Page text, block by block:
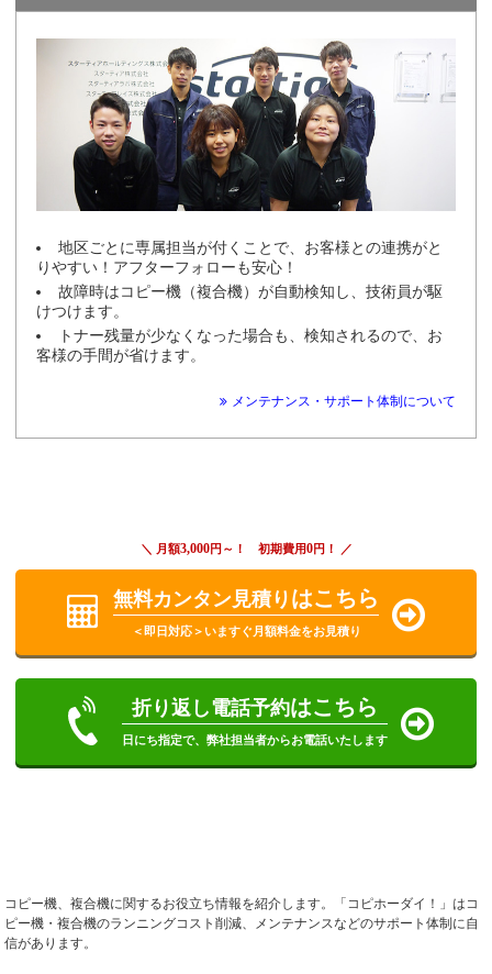
地区ごとに専属担当が付くことで、お客様との連携がと
りやすい！アフターフォローも安心！
故障時はコピー機（複合機）が自動検知し、技術員が駆
けつけます。
トナー残量が少なくなった場合も、検知されるので、お
客様の手間が省けます。
メンテナンス・サポート体制について
＼ 月額3,000円～！ 初期費用0円！ ／
無料カンタン見積り はこちら
＜即日対応＞いますぐ月額料金をお見積り
折り返し電話予約はこちら
日にち指定で、弊社担当者からお電話いたします
コピー機、複合機に関するお役立ち情報を紹介します。「コピホーダイ！」はコ
ピー機・複合機のランニングコスト削減、メンテナンスなどのサポート体制に自
信があります。